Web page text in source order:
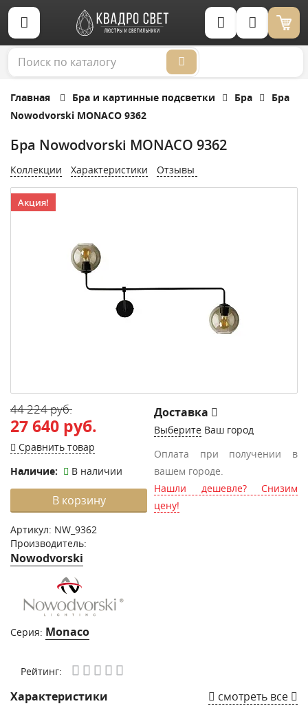
Корзина (0)
Главная Бра и картинные подсветки Бра
Бра
Nowodvorski MONACO 9362
Бра Nowodvorski MONACO 9362
Коллекции Характеристики Отзывы
Акция!
44 224 руб.
27 640 руб.
Сравнить товар
Наличие:
В наличии
В корзину
Артикул: NW_9362
Производитель:
Nowodvorski
Серия: Monaco
Доставка
Выберите Ваш город
Оплата при получении в
вашем городе.
Нашли дешевле? Снизим
цену!
Рейтинг:
Характеристики смотреть все